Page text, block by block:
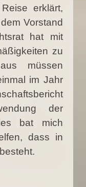
erklärt,
Vorstand
hat mit
zu
müssen
im Jahr
der
bat mich
dass in